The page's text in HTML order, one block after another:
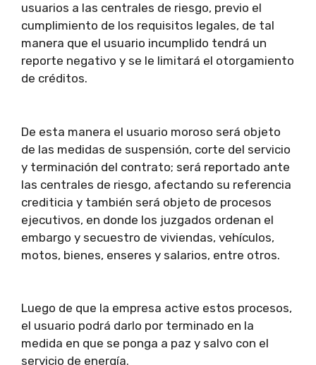
usuarios a las centrales de riesgo, previo el
cumplimiento de los requisitos legales, de tal
manera que el usuario incumplido tendrá un
reporte negativo y se le limitará el otorgamiento
de créditos.
De esta manera el usuario moroso será objeto
de las medidas de suspensión, corte del servicio
y terminación del contrato; será reportado ante
las centrales de riesgo, afectando su referencia
crediticia y también será objeto de procesos
ejecutivos, en donde los juzgados ordenan el
embargo y secuestro de viviendas, vehículos,
motos, bienes, enseres y salarios, entre otros.
Luego de que la empresa active estos procesos,
el usuario podrá darlo por terminado en la
medida en que se ponga a paz y salvo con el
servicio de energía.